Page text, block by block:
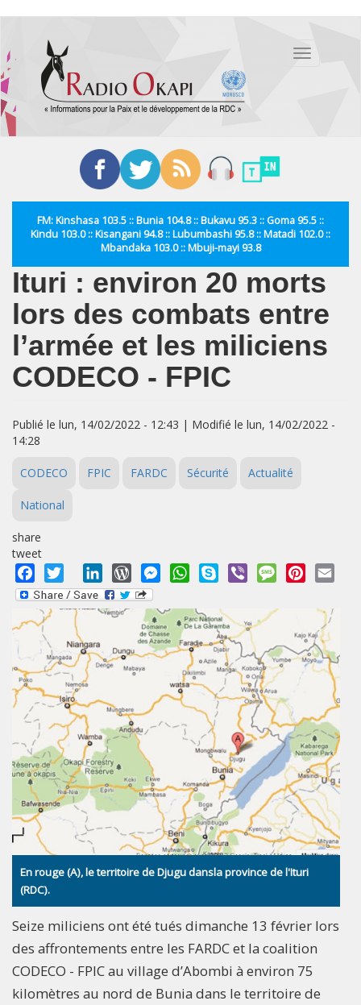
contenu
principal
Toggle
FM: Kinshasa 103.5 :: Bunia 104.8 :: Bukavu 95.3 :: Goma 95.5 ::
Kindu 103.0 :: Kisangani 94.8 :: Lubumbashi 95.8 :: Matadi 102.0 ::
Mbandaka 103.0 :: Mbuji-mayi 93.8
Ituri : environ 20 morts
lors des combats entre
l’armée et les miliciens
CODECO - FPIC
Publié le lun, 14/02/2022 - 12:43 | Modifié le lun, 14/02/2022 -
14:28
CODECO FPIC FARDC Sécurité Actualité
National
share
tweet
Facebook
Twitter LinkedInWordPressMessengerWhatsApp
Skype Viber MessagePinterest
En rouge (A), le territoire de Djugu dansla province de l'Ituri
(RDC).
Seize miliciens ont été tués dimanche 13 février lors
des affrontements entre les FARDC et la coalition
CODECO - FPIC au village d’Abombi à environ 75
kilomètres au nord de Bunia dans le territoire de